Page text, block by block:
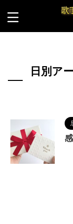
日別ア